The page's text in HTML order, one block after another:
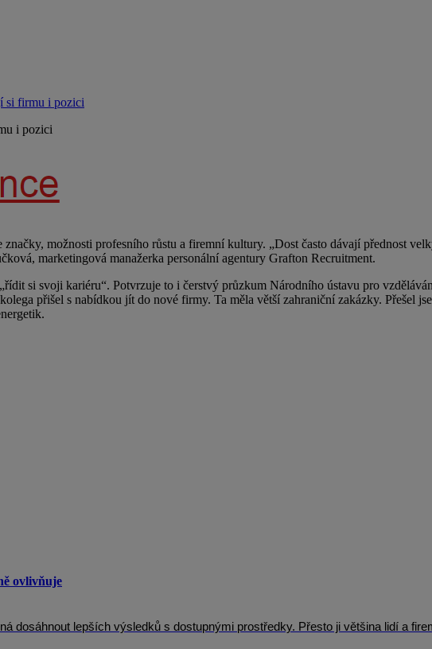
si firmu i pozici
i pozici
možnosti profesního růstu a firemní kultury. „Dost často dávají přednost
marketingová manažerka personální agentury Grafton Recruitment.
si svoji kariéru“. Potvrzuje to i čerstvý průzkum Národního ústavu pro
přišel s nabídkou jít do nové firmy. Ta měla větší zahraniční zakázky. Přešel
ovlivňuje
dosáhnout lepších výsledků s dostupnými prostředky. Přesto ji většina lidí a